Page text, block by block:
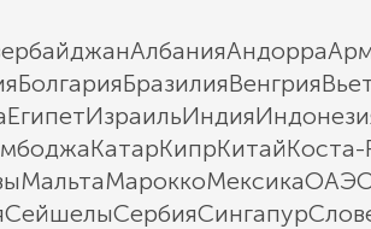
АлбанияАндорра
БолгарияБразилияВенгрия
ЕгипетИзраильИндия
КатарКипрКитайКоста-
МальтаМароккоМексикаОАЭ
СейшелыСербияСингапур